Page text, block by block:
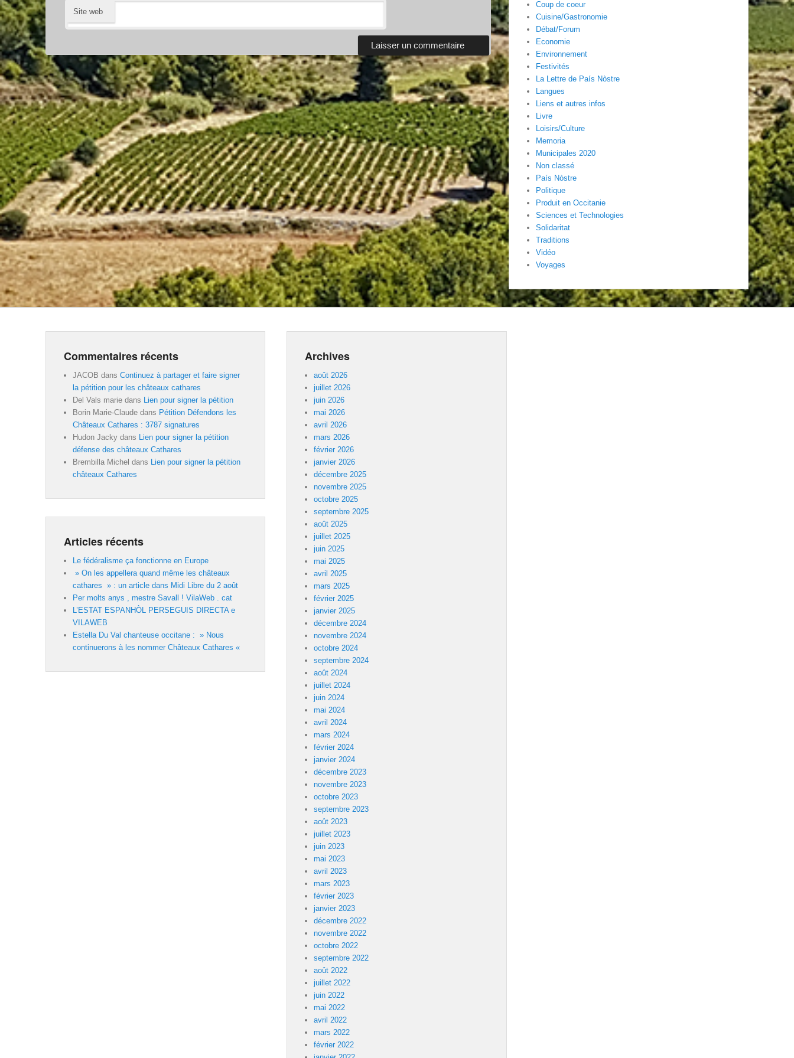
Site web
Coup de coeur
Cuisine/Gastronomie
Débat/Forum
Economie
Environnement
Festivités
La Lettre de País Nòstre
Langues
Liens et autres infos
Livre
Loisirs/Culture
Memoria
Municipales 2020
Non classé
País Nòstre
Politique
Produit en Occitanie
Sciences et Technologies
Solidaritat
Traditions
Vidéo
Voyages
Commentaires récents
JACOB dans Continuez à partager et faire signer
la pétition pour les châteaux cathares
Del Vals marie dans
Lien pour signer la pétition
Borin Marie-Claude dans Pétition Défendons les
Châteaux Cathares : 3787 signatures
Hudon Jacky dans
Lien pour signer la pétition
défense des châteaux Cathares
Brembilla Michel dans
Lien pour signer la pétition
châteaux Cathares
Articles récents
Le fédéralisme ça fonctionne en Europe
» On les appellera quand même les châteaux
cathares » : un article dans Midi Libre du 2 août
Per molts anys , mestre Savall ! VilaWeb . cat
L’ESTAT ESPANHÒL PERSEGUIS DIRECTA e
VILAWEB
Estella Du Val chanteuse occitane : » Nous
continuerons à les nommer Châteaux Cathares «
Archives
août 2026
juillet 2026
juin 2026
mai 2026
avril 2026
mars 2026
février 2026
janvier 2026
décembre 2025
novembre 2025
octobre 2025
septembre 2025
août 2025
juillet 2025
juin 2025
mai 2025
avril 2025
mars 2025
février 2025
janvier 2025
décembre 2024
novembre 2024
octobre 2024
septembre 2024
août 2024
juillet 2024
juin 2024
mai 2024
avril 2024
mars 2024
février 2024
janvier 2024
décembre 2023
novembre 2023
octobre 2023
septembre 2023
août 2023
juillet 2023
juin 2023
mai 2023
avril 2023
mars 2023
février 2023
janvier 2023
décembre 2022
novembre 2022
octobre 2022
septembre 2022
août 2022
juillet 2022
juin 2022
mai 2022
avril 2022
mars 2022
février 2022